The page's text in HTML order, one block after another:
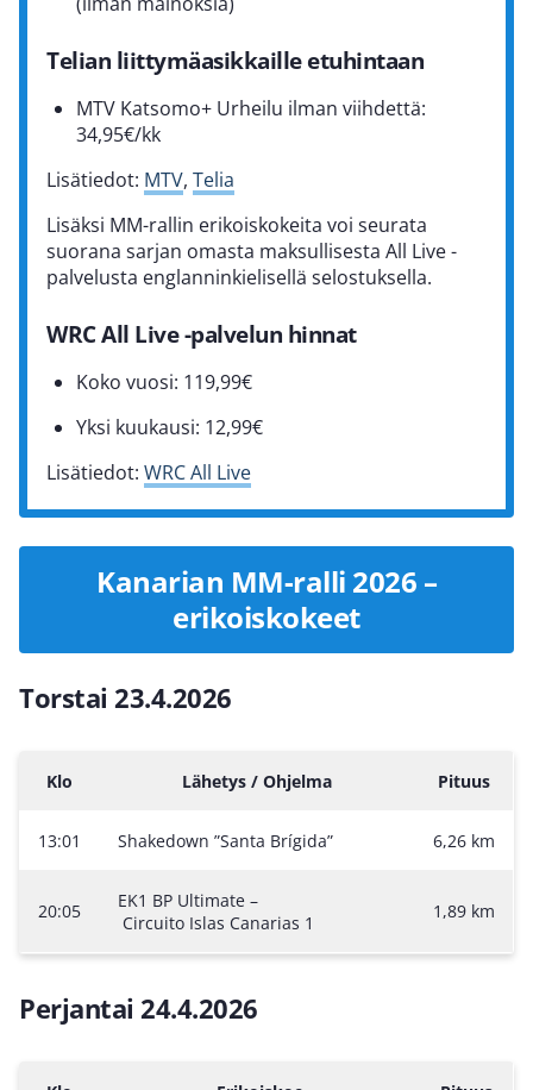
Telian liittymäasikkaille etuhintaan
MTV Katsomo+ Urheilu ilman viihdettä:
34,95€/kk
Lisätiedot: MTV, Telia
Lisäksi MM-rallin erikoiskokeita voi seurata
suorana sarjan omasta maksullisesta All Live -
palvelusta englanninkielisellä selostuksella.
WRC All Live -palvelun hinnat
Koko vuosi: 119,99€
Yksi kuukausi: 12,99€
Lisätiedot: WRC All Live
Kanarian MM-ralli 2026 –
erikoiskokeet
Torstai 23.4.2026
Klo Lähetys / Ohjelma Pituus
13:01 Shakedown ”Santa Brígida” 6,26 km
20:05
EK1 BP Ultimate –
Circuito Islas Canarias 1
1,89 km
Perjantai 24.4.2026